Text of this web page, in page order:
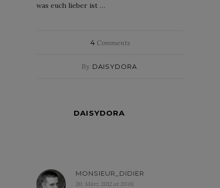
was euch lieber ist …
4Comments
By DAISYDORA
DAISYDORA
MONSIEUR_DIDIER
20. März 2012 at 20:01